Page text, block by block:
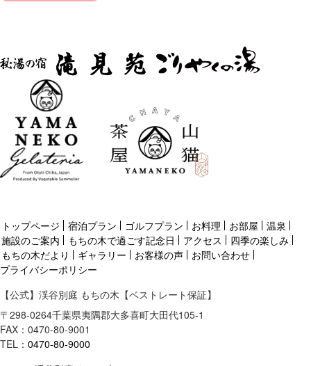
トップページ 宿泊プラン ゴルフプラン お料理 お部屋
温泉
施設のご案内
もちの木で過ごす記念日 アクセス
四季の楽しみ
もちの木だより
ギャラリー お客様の声
お問い合わせ
プライバシーポリシー
【公式】渓谷別庭 もちの木【ベストレート保証】
〒 298-0264千葉県夷隅郡大多喜町大田代105-1
FAX：0470-80-9001
TEL： 0470-80-9000